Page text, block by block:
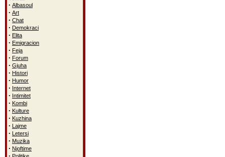
· Albasoul
· Art
· Chat
· Demokraci
· Elita
· Emigracion
· Feja
· Forum
· Gjuha
· Histori
· Humor
· Internet
· Intimitet
· Kombi
· Kulture
· Kuzhina
· Lajme
· Letersi
· Muzika
· Njoftime